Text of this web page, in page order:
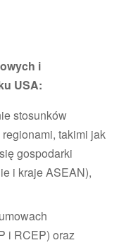
i
USA:
stosunków
takimi jak
gospodarki
i kraje ASEAN),
i RCEP) oraz